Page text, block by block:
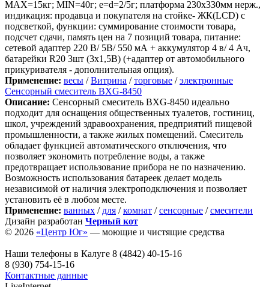
MAX=15кг; MIN=40г; e=d=2/5г; платформа 230х330мм нерж.,
индикация: продавца и покупателя на стойке- ЖК(LCD) с
подсветкой, функции: суммирование стоимости товара,
подсчет сдачи, память цен на 7 позиций товара, питание:
сетевой адаптер 220 В/ 5В/ 550 мА + аккумулятор 4 в/ 4 Ач,
батарейки R20 3шт (3х1,5В) (+адаптер от автомобильного
прикуривателя - дополнительная опция).
Применение: весы /Витрина /торговые /электронные
Сенсорный смеситель BXG-8450
Описание: Сенсорный смеситель BXG-8450 идеально
подходит для оснащения общественных туалетов, гостиниц,
школ, учреждений здравоохранения, предприятий пищевой
промышленности, а также жилых помещений. Смеситель
обладает функцией автоматического отключения, что
позволяет экономить потребление воды, а также
предотвращает использование прибора не по назначению.
Возможность использования батареек делает модель
независимой от наличия электроподключения и позволяет
установить её в любом месте.
Применение: ванных / для /комнат /сенсорные /смесители
Дизайн разработан Черный кот
© 2026 «Центр Юг» — моющие и чистящие средства
Наши телефоны в Калуге 8 (4842) 40-15-16
8 (930) 754-15-16
Контактные данные